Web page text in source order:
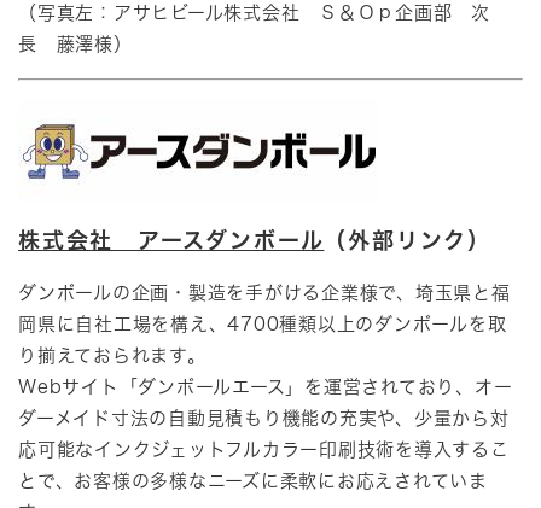
（写真左：アサヒビール株式会社 Ｓ＆Ｏｐ企画部 次
長 藤澤様）
株式会社 アースダンボール （外部リンク）
ダンボールの企画・製造を手がける企業様で、埼玉県と福
岡県に自社工場を構え、4700種類以上のダンボールを取
り揃えておられます。
Webサイト「ダンボールエース」を運営されており、オー
ダーメイド寸法の自動見積もり機能の充実や、少量から対
応可能なインクジェットフルカラー印刷技術を導入するこ
とで、お客様の多様なニーズに柔軟にお応えされていま